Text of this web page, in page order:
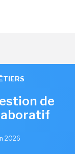
de
2026